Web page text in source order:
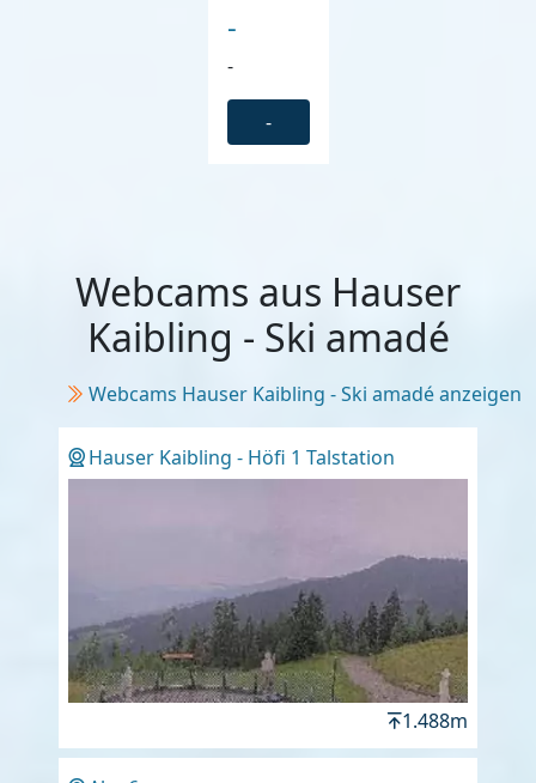
-
-
-
Webcams aus Hauser
Kaibling - Ski amadé
Webcams Hauser Kaibling - Ski amadé anzeigen
Hauser Kaibling - Höfi 1 Talstation
1.488m